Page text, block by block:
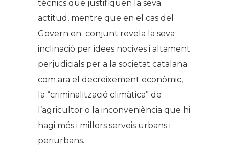
tècnics que justifiquen la seva
actitud, mentre que en el cas del
Govern en conjunt revela la seva
inclinació per idees nocives i altament
perjudicials per a la societat catalana
com ara el decreixement econòmic,
la “criminalització climàtica” de
l’agricultor o la inconveniència que hi
hagi més i millors serveis urbans i
periurbans.